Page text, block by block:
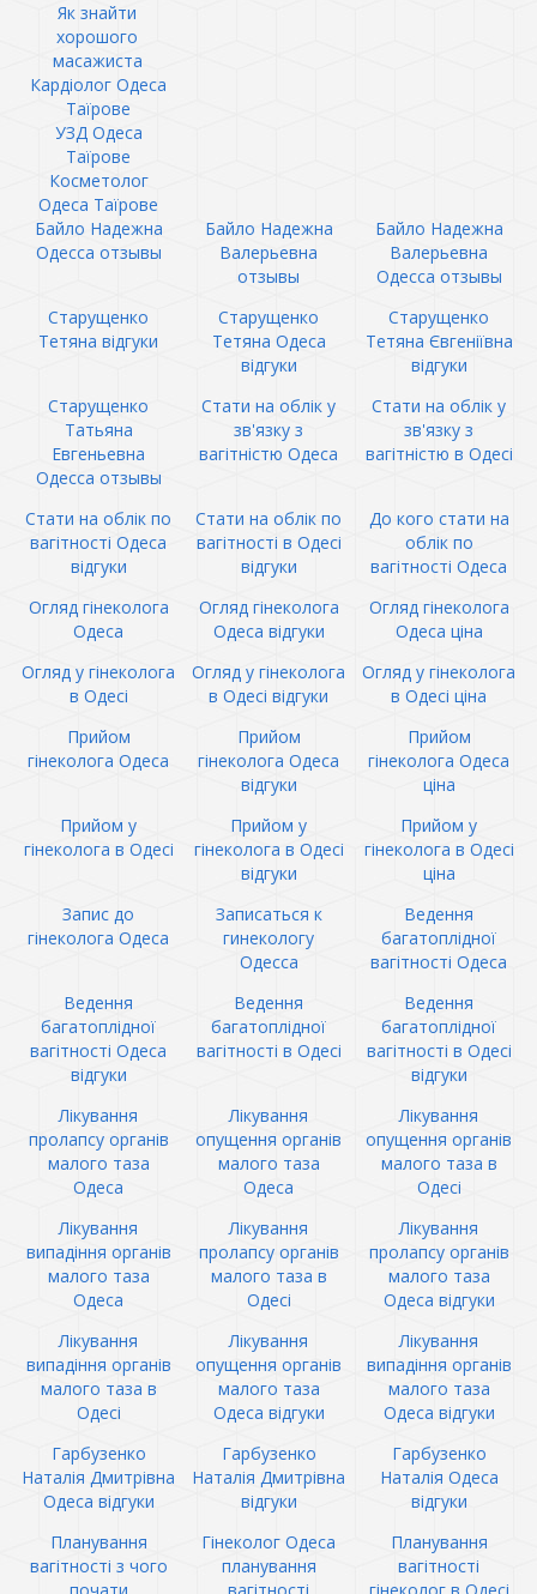
Як знайти
хорошого
масажиста
Кардіолог Одеса
Таїрове
УЗД Одеса
Таїрове
Косметолог
Одеса Таїрове
Байло Надежна
Одесса отзывы
Байло Надежна
Валерьевна
отзывы
Байло Надежна
Валерьевна
Одесса отзывы
Старущенко
Тетяна відгуки
Старущенко
Тетяна Одеса
відгуки
Старущенко
Тетяна Євгеніївна
відгуки
Старущенко
Татьяна
Евгеньевна
Одесса отзывы
Стати на облік у
зв'язку з
вагітністю Одеса
Стати на облік у
зв'язку з
вагітністю в Одесі
Стати на облік по
вагітності Одеса
відгуки
Стати на облік по
вагітності в Одесі
відгуки
До кого стати на
облік по
вагітності Одеса
Огляд гінеколога
Одеса
Огляд гінеколога
Одеса відгуки
Огляд гінеколога
Одеса ціна
Огляд у гінеколога
в Одесі
Огляд у гінеколога
в Одесі відгуки
Огляд у гінеколога
в Одесі ціна
Прийом
гінеколога Одеса
Прийом
гінеколога Одеса
відгуки
Прийом
гінеколога Одеса
ціна
Прийом у
гінеколога в Одесі
Прийом у
гінеколога в Одесі
відгуки
Прийом у
гінеколога в Одесі
ціна
Запис до
гінеколога Одеса
Записаться к
гинекологу
Одесса
Ведення
багатоплідної
вагітності Одеса
Ведення
багатоплідної
вагітності Одеса
відгуки
Ведення
багатоплідної
вагітності в Одесі
Ведення
багатоплідної
вагітності в Одесі
відгуки
Лікування
пролапсу органів
малого таза
Одеса
Лікування
опущення органів
малого таза
Одеса
Лікування
опущення органів
малого таза в
Одесі
Лікування
випадіння органів
малого таза
Одеса
Лікування
пролапсу органів
малого таза в
Одесі
Лікування
пролапсу органів
малого таза
Одеса відгуки
Лікування
випадіння органів
малого таза в
Одесі
Лікування
опущення органів
малого таза
Одеса відгуки
Лікування
випадіння органів
малого таза
Одеса відгуки
Гарбузенко
Наталія Дмитрівна
Одеса відгуки
Гарбузенко
Наталія Дмитрівна
відгуки
Гарбузенко
Наталія Одеса
відгуки
Планування
вагітності з чого
Гінеколог Одеса
планування
Планування
вагітності